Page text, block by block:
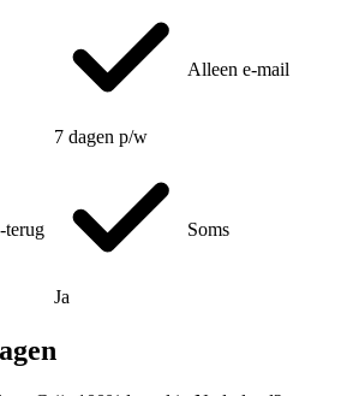
7 dagen p/w
Alleen e-mail
terug
Ja
Soms